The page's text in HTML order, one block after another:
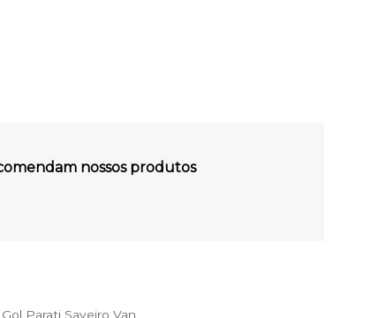
nossos produtos
Parati Saveiro Van